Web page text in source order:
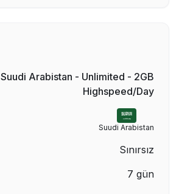
Suudi Arabistan - Unlimited - 2GB
Highspeed/Day
Suudi Arabistan
Sınırsız
7 gün